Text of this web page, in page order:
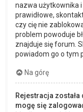
nazwa użytkownika i
prawidłowe,
czy cię nie
problem powoduje
znajduje się forum.
powiadom go o tym
Na górę
Rejestracja
mogę się